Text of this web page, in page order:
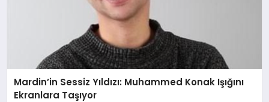
Mardin’in Sessiz Yıldızı: Muhammed Konak Işığını
Ekranlara Taşıyor